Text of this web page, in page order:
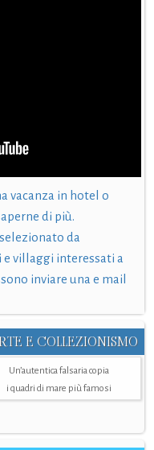
vacanza in hotel o
di più.
da
villaggi interessati a
inviare una e mail
E COLLEZIONISMO
Un’autentica falsaria copia
i quadri di mare più famosi